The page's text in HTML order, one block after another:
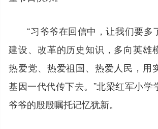
“习爷爷在回信中，让我们要多
建设、改革的历史知识，多向英雄
热爱党、热爱祖国、热爱人民，用
基因一代代传下去。”北梁红军小学
爷爷的殷殷嘱托记忆犹新。